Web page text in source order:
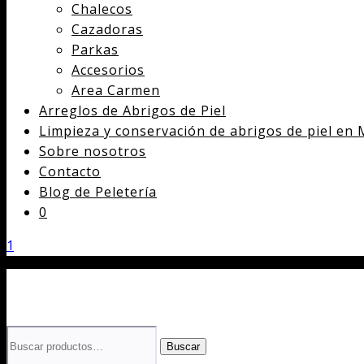
Chalecos
Cazadoras
Parkas
Accesorios
Area Carmen
Arreglos de Abrigos de Piel
Limpieza y conservación de abrigos de piel en
Sobre nosotros
Contacto
Blog de Peletería
0
1
por:
Buscar